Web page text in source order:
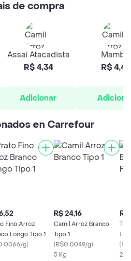
de compra
Assaí Atacadista
R$ 4,34
Adicionar
Mambo
R$ 4,49
en Carrefour
Fino Arroz
Longo Tipo 1
g)
R$ 24,16
Camil Arroz Branco
Tipo 1
(R$0.0049/g)
5 Kg
R$
Tio
(
2